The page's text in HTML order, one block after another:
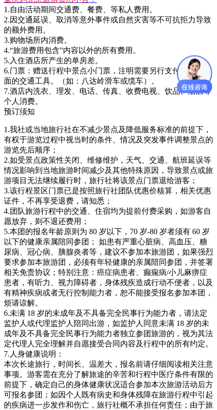
1.自由活动期间交通费、餐费、等私人费用。
2.因交通延误、取消等意外事件或自然灾害等不可抗拒力导致
的额外费用。
3.购物场所内消费。
4.“旅游费用包含”内容以外的所有费用。
5.入住酒店所产生的单房差。
6.门票：赠送行程中景点小门票，注明需要另行支付的景点里
面的交通工具。（如：八达岭滑车或缆车）。
7.酒店内洗衣、理发、电话、传真、收费电视、饮品、烟酒等
个人消费。
预订须知
1.我社或当地旅行社在不减少景点及降低服务标准的前提下，
有权于游览过程中视当时的条件、情况及突发事件调整景点的
游览先后顺序；
2.如受景点政策性关闭、维修维护，天气、交通、航班延误等
情况影响到当地旅游时间减少及其他特殊原因，导致景点或旅
游项目无法继续履行时，旅行社将该景点门票退给游客；
3.该行程景区门票已是按照旅行社团队优惠价核算，相关优惠
证件，不再享受退费，请知悉；
4.团队旅游行程中的交通、住宿均为提前付费采购，如游客自
愿放弃，则不退还费用；
5.本团的报名年龄原则为 80 岁以下，70 岁-80 岁者须有 60 岁
以下的健康亲属陪同参团； 如患有严重心脏病、高血压、糖
尿病、冠心病、胰腺炎者等，建议不参加本旅游团，如果强烈
要求参加本旅游团，必须有年轻健康的亲属陪同参团，并签署
相关免责协议；特别注意：癌症病患者、癫痫病/小儿麻痹症
患者，有听力、视力障碍者，身体残疾造成行动不便者，以及
有精神疾病或者无行控制能力者，恕不能接受报名参加本团，
烦请谅解。
6.未满 18 岁的未成年及不具备完全民事行为能力者，请法定
监护人或代理监护人陪同出游，如监护人同意未满 18 岁的未
成年及不具备完全民事行为能力者独立参团旅游的，视为其法
定代理人完全理解并自愿接受合同内容及行程中的所有约定。
7.人身健康说明：
本次长途旅行，时间长、温差大，报名前请仔细阅读相关注意
事项。游客需在充分了解旅途的辛苦和行程中医疗条件有限的
前提下，确定自己的身体健康状况适合参加本次旅游活动后方
可报名参团；如因个人既有病史和身体残障在旅游行程中引起
的疾病进一步发作和伤亡，旅行社概不承担任何责任；由于旅